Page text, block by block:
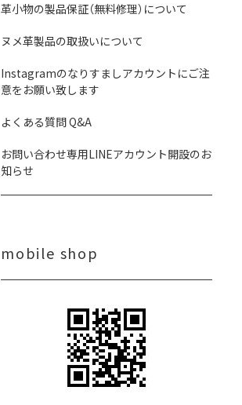
革小物の製品保証（無料修理）について
ヌメ革製品の取扱いについて
Instagramのなりすましアカウントにご注
意をお願い致します
よくある質問 Q&A
お問い合わせ専用LINEアカウント開設のお
知らせ
mobile shop